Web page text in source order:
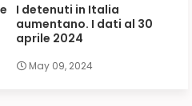
I detenuti in Italia
aumentano. I dati al 30
aprile 2024
May 09, 2024